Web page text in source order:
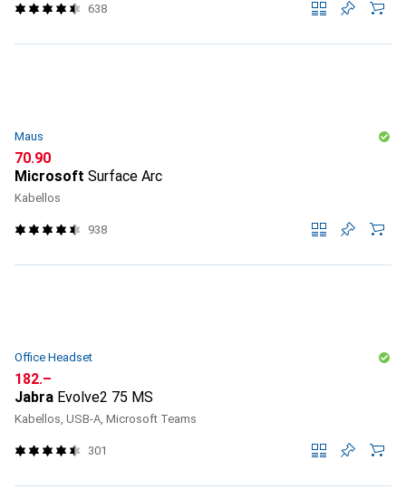
638
Maus
CHF
70.90
Microsoft Surface Arc
Kabellos
938
Office Headset
CHF
182.–
Jabra Evolve2 75 MS
Kabellos, USB-A, Microsoft Teams
301